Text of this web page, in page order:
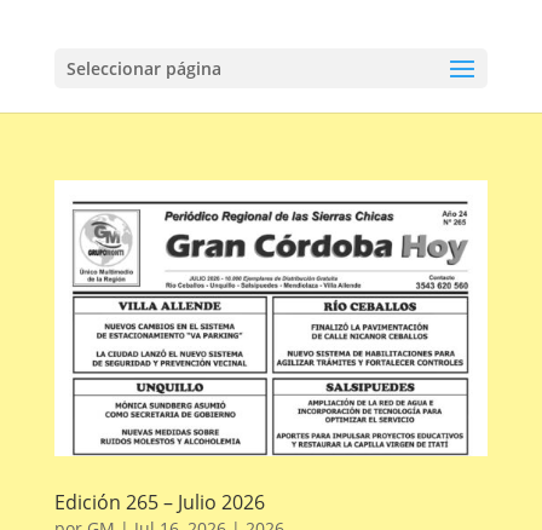
Seleccionar página
Edición 265 – Julio 2026